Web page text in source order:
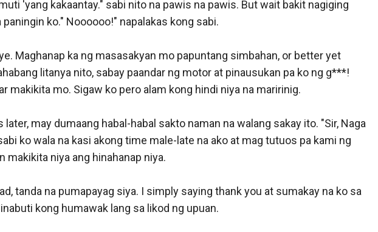
'yang kakaantay." sabi nito na pawis na pawis. But wait bakit nagiging
ko." Noooooo!" napalakas kong sabi.
Maghanap ka ng masasakyan mo papuntang simbahan, or better yet
litanya nito, sabay paandar ng motor at pinausukan pa ko ng g***!
makikita mo. Sigaw ko pero alam kong hindi niya na maririnig.
may dumaang habal-habal sakto naman na walang sakay ito. "Sir, Naga
ko wala na kasi akong time male-late na ako at mag tutuos pa kami ng
makikita niya ang hinahanap niya.
tanda na pumapayag siya. I simply saying thank you at sumakay na ko sa
kong humawak lang sa likod ng upuan.